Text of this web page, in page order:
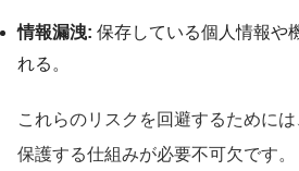
情報漏洩: 保存している個人情報や
れる。
これらのリスクを回避するために
保護する仕組みが必要不可欠です。